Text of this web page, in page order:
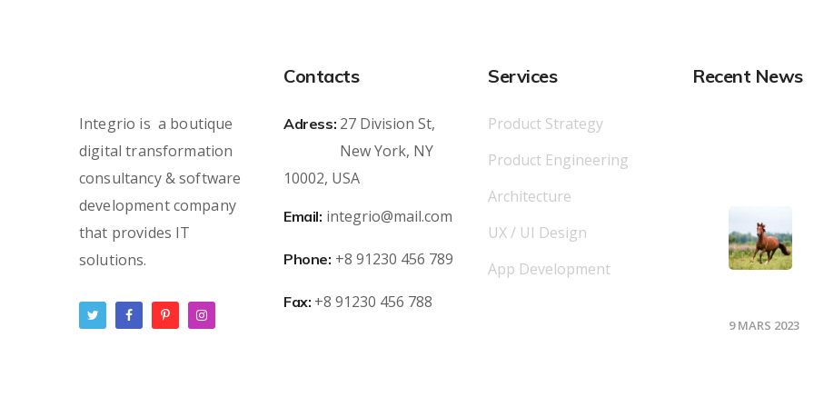
Integrio is a boutique
digital transformation
consultancy & software
development company
that provides IT
solutions.
Contacts
Adress: 27 Division St,
New York, NY
10002, USA
Email: integrio@mail.com
Phone: +8 91230 456 789
Fax: +8 91230 456 788
Services
Product Strategy
Product Engineering
Architecture
UX / UI Design
App Development
Recent News
9 MARS 2023